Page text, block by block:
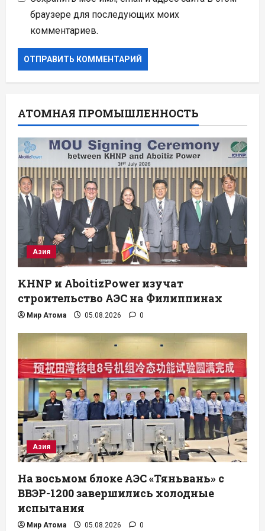
браузере для последующих моих
комментариев.
АТОМНАЯ ПРОМЫШЛЕННОСТЬ
Азия
KHNP и AboitizPower изучат
строительство АЭС на Филиппинах
Мир Атома 05.08.2026 0
Азия
На восьмом блоке АЭС «Тяньвань» с
ВВЭР-1200 завершились холодные
испытания
Мир Атома 05.08.2026 0